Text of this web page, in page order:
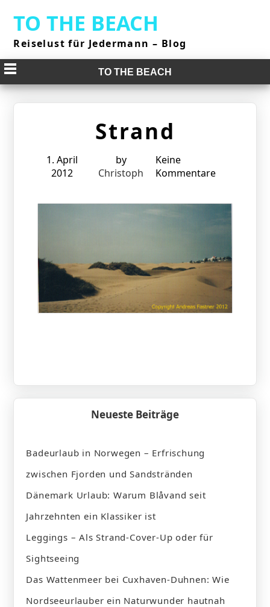
content
TO THE BEACH
Reiselust für Jedermann – Blog
TO THE BEACH
Strand
1. April
2012
by
Christoph
Keine
Kommentare
Neueste Beiträge
Badeurlaub in Norwegen – Erfrischung
zwischen Fjorden und Sandstränden
Dänemark Urlaub: Warum Blåvand seit
Jahrzehnten ein Klassiker ist
Leggings – Als Strand-Cover-Up oder für
Sightseeing
Das Wattenmeer bei Cuxhaven-Duhnen: Wie
Nordseeurlauber ein Naturwunder hautnah